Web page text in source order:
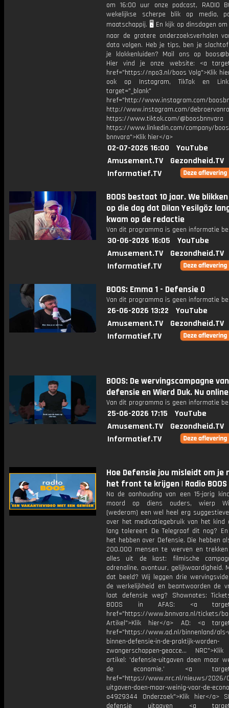
om 16:00 uur onze podcast, RADIO
wekelijkse scherpe blik op media,
maatschappij. 🖥️ En kijk op dinsdagen
naar de grotere onderzoeksverhalen
data volgen. Heb je tips, ben je
je klokkenluiden? Mail ons op
Hier vind je onze website: <a
href="https://npo3.nl/boos Volg">Klik
ook op Instagram, TikTok en
target="_blank"
href="http://www.instagram.com/
http://www.instagram.com/
https://www.tiktok.com/@boosbnnvara
https://www.linkedin.com/company/
bnnvara">Klik hier</a>
02-07-2026 16:00
YouTube
Amusement.TV
Gezondheid.TV
Informatief.TV
BOOS bestaat 10 jaar. We
op die dag dat Dilan Yesilgöz
kwam op de redactie
Van dit programma is geen informatie
30-06-2026 16:05
YouTube
Amusement.TV
Gezondheid.TV
Informatief.TV
BOOS: Emma 1 - Defensie 0
Van dit programma is geen informatie
26-06-2026 13:22
YouTube
Amusement.TV
Gezondheid.TV
Informatief.TV
BOOS: De wervingscampagne van
defensie en Wierd Duk. Nu
Van dit programma is geen informatie
25-06-2026 17:15
YouTube
Amusement.TV
Gezondheid.TV
Informatief.TV
Hoe Defensie jou misleidt om je
het front te krijgen | Radio BOOS
Na de aanhouding van een 15-jarig
moord op diens ouders, wierp
(wederom) een wel heel erg
over het medicatiegebruik van het kind
lang tolereert De Telegraaf dit nog?
het hebben over Defensie. Die hebben
200.000 mensen te werven en
alles uit de kast: filmische
adrenaline, avontuur, gelijkwaardigheid.
dat beeld? Wij leggen drie
de werkelijkheid en beantwoorden de
laat defensie weg? Shownotes:
BOOS in AFAS: <a
href="https://www.bnnvara.nl/tickets/
Artikel">Klik hier</a> AD: <a
href="https://www.ad.nl/binnenland/als-
binnen-defensie-in-de-praktijk-worden-
zwangerschappen-geacce…
artikel: ‘defensie-uitgaven doen maar
de economie.’ <a
href="https://www.nrc.nl/nieuws/
uitgaven-doen-maar-weinig-voor-de-
a4929344 Onderzoek">Klik hier</a>
defensie uitgaven <a